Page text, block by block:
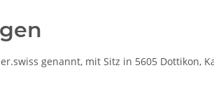
genannt, mit Sitz in 5605 Dottikon,